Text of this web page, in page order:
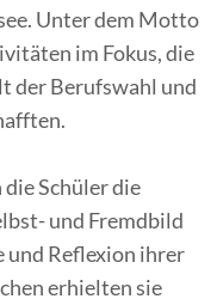
Unter dem Motto
im Fokus, die
der Berufswahl und
Schüler die
und Fremdbild
und Reflexion ihrer
erhielten sie